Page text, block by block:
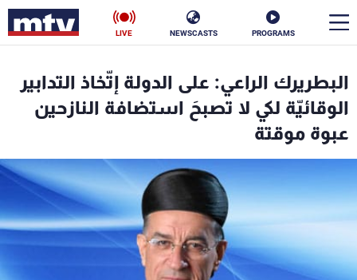
PROGRAMS
NEWSCASTS
LIVE
البطريرك الراعي: على الدولة إتّخاذ التدابير
الوقائيّة لكي لا تصبحَ استضافة النازحين
عبوة موقتة
الأخبار
سياسة
إقتصاد فن
منوعات رياضة
كأس العالم